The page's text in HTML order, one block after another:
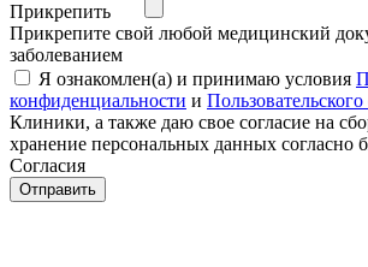
Прикрепить
Прикрепите свой любой медицинский
заболеванием
Я ознакомлен(а) и принимаю условия
конфиденциальности и
Клиники, а также даю свое согласие на
хранение персональных данных согласно
Согласия
Отправить